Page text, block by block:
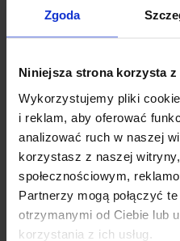
Zgoda
Niniejsza strona korzysta
Wykorzystujemy pliki
i reklam, aby oferować
analizować ruch w naszej
korzystasz z naszej
społecznościowym,
Partnerzy mogą połączyć
otrzymanymi od Ciebie lub
korzystania z ich usług.
przygotowań
przewidywalna. Dlatego
pozwalają przygotować
Najpierw wybierasz
następnie ustalasz
zamówienia możesz od razu
Nie musisz
planować logistyki. Dzięki
wpływa na codzienną pracę